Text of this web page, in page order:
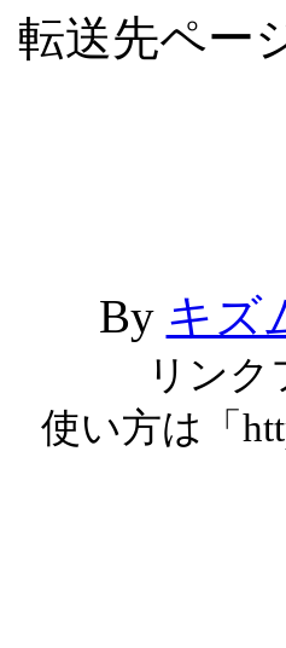
転送先ペー
By キズ
リン
使い方は「